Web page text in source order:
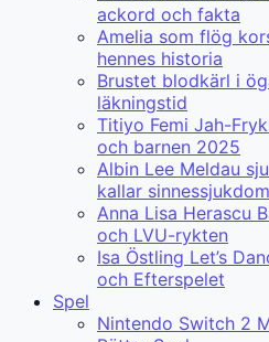
ackord och fakta
Amelia som flög
hennes historia
Brustet blodkärl i
läkningstid
Titiyo Femi Jah-
och barnen 2025
Albin Lee Meldau
kallar sinnessjukdom
Anna Lisa Herascu
och LVU-rykten
Isa Östling Let’s
och Efterspelet
Spel
Nintendo Switch 2